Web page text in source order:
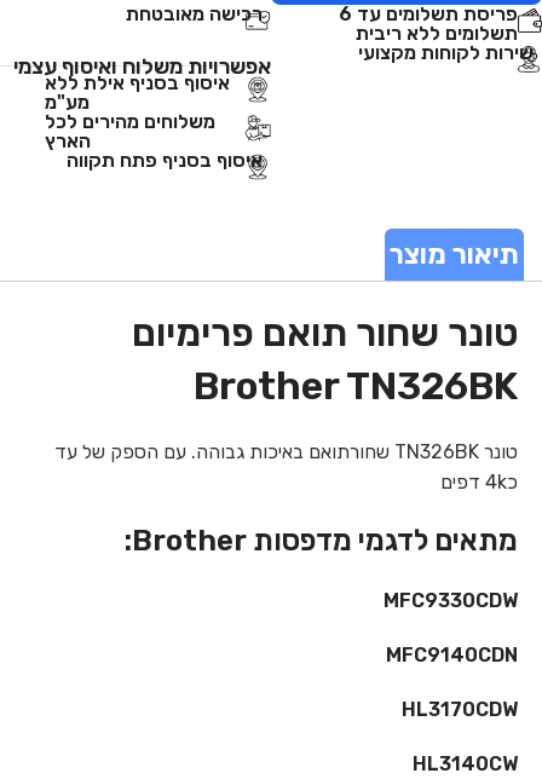
פריסת תשלומים עד 6
תשלומים ללא ריבית
רכישה מאובטחת
שירות לקוחות מקצועי
אפשרויות משלוח ואיסוף עצמי
איסוף בסניף אילת ללא
מע"מ
משלוחים מהירים לכל
הארץ
איסוף בסניף פתח תקווה
תיאור מוצר
טונר שחור תואם פרימיום
Brother TN326BK
טונר TN326BK שחורתואם באיכות גבוהה. עם הספק של עד
כ4k דפים
מתאים לדגמי מדפסות Brother:
MFC9330CDW
MFC9140CDN
HL3170CDW
HL3140CW